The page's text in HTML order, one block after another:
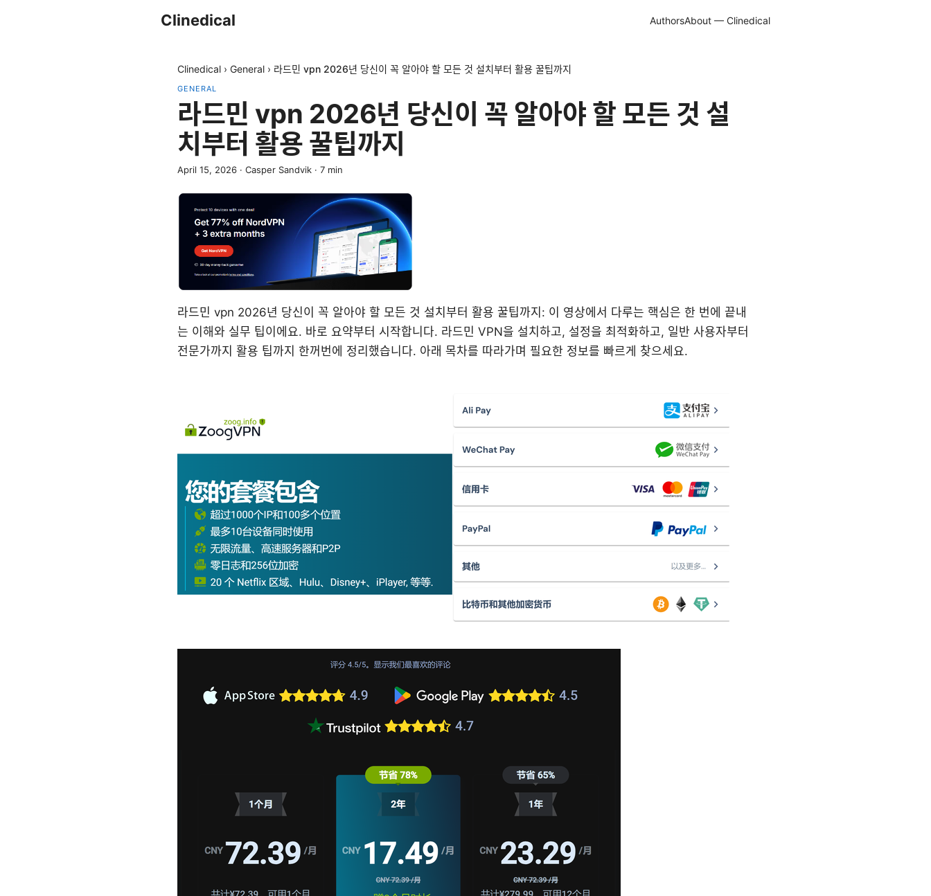
Clinedical AuthorsAbout — Clinedical
Clinedical › General › 라드민 vpn 2026년 당신이 꼭 알아야 할 모든 것 설치부터 활용 꿀팁까지
GENERAL
라드민 vpn 2026년 당신이 꼭 알아야 할 모든 것 설
치부터 활용 꿀팁까지
April 15, 2026 · Casper Sandvik · 7 min
라드민 vpn 2026년 당신이 꼭 알아야 할 모든 것 설치부터 활용 꿀팁까지: 이 영상에서 다루는 핵심은 한 번에 끝내
는 이해와 실무 팁이에요. 바로 요약부터 시작합니다. 라드민 VPN을 설치하고, 설정을 최적화하고, 일반 사용자부터
전문가까지 활용 팁까지 한꺼번에 정리했습니다. 아래 목차를 따라가며 필요한 정보를 빠르게 찾으세요.